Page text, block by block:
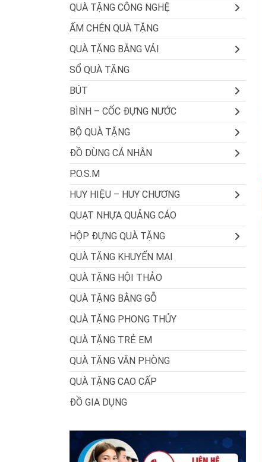
QUÀ TẶNG CÔNG NGHỆ
ẤM CHÉN QUÀ TẶNG
QUÀ TẶNG BẰNG VẢI
SỔ QUÀ TẶNG
BÚT
BÌNH – CỐC ĐỰNG NƯỚC
BỘ QUÀ TẶNG
ĐỒ DÙNG CÁ NHÂN
P.O.S.M
HUY HIỆU – HUY CHƯƠNG
QUẠT NHỰA QUẢNG CÁO
HỘP ĐỰNG QUÀ TẶNG
QUÀ TẶNG KHUYẾN MẠI
QUÀ TẶNG HỘI THẢO
QUÀ TẶNG BẰNG GỖ
QUÀ TẶNG PHONG THỦY
QUÀ TẶNG TRẺ EM
QUÀ TẶNG VĂN PHÒNG
QUÀ TẶNG CAO CẤP
ĐỒ GIA DỤNG